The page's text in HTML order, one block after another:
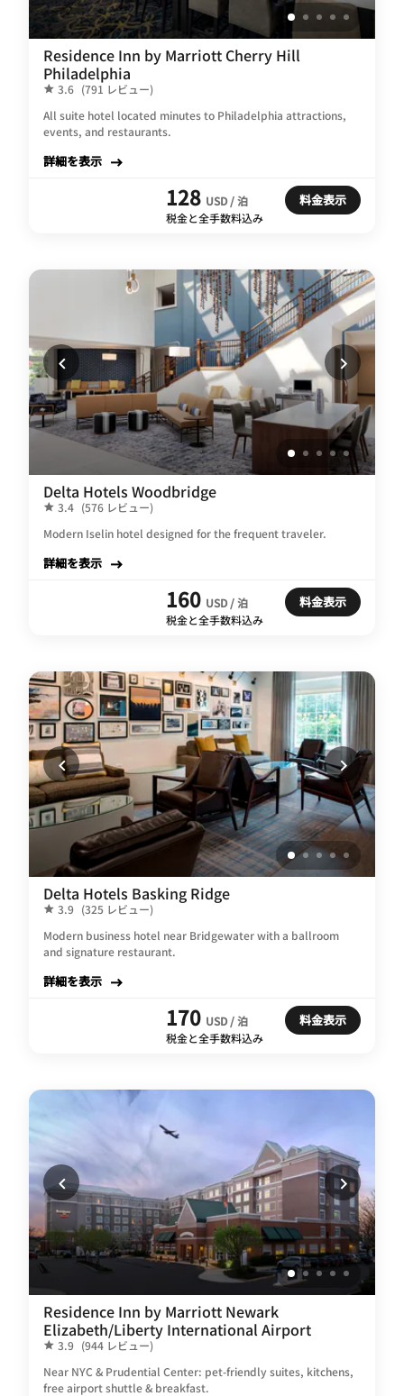
Residence Inn by Marriott Cherry Hill
Philadelphia
3.6 (791 レビュー)
All suite hotel located minutes to Philadelphia attractions,
events, and restaurants.
詳細を表示
128 USD / 泊
税金と全手数料込み
料金表示
Delta Hotels Woodbridge
3.4 (576 レビュー)
Modern Iselin hotel designed for the frequent traveler.
詳細を表示
160 USD / 泊
税金と全手数料込み
料金表示
Delta Hotels Basking Ridge
3.9 (325 レビュー)
Modern business hotel near Bridgewater with a ballroom
and signature restaurant.
詳細を表示
170 USD / 泊
税金と全手数料込み
料金表示
Residence Inn by Marriott Newark
Elizabeth/Liberty International Airport
3.9 (944 レビュー)
Near NYC & Prudential Center: pet-friendly suites, kitchens,
free airport shuttle & breakfast.